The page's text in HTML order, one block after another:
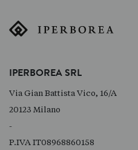
IPERBOREA SRL
Via Gian Battista Vico, 16/A
20123 Milano
-
P.IVA IT08968860158